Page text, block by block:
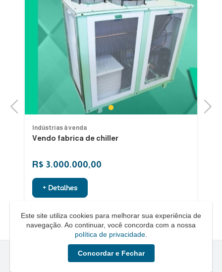
Previous 1
Indústrias à venda
Vendo fabrica de chiller
R$ 3.000.000,00
+ Detalhes
Next
Quero um Negócio © - 2026 - Todos os direitos reservados
Este site utiliza cookies para melhorar sua experiência de
navegação. Ao continuar, você concorda com a nossa
política de privacidade
Concordar e Fechar